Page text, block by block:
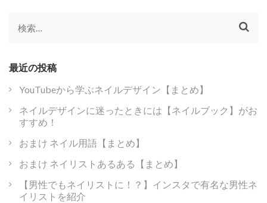
検
最近の投稿
YouTubeから学ぶネイルデザイン【まとめ】
ネイルデザインに迷ったときには【ネイルブック】がお
すすめ！
おまけ ネイル用語【まとめ】
おまけ ネイリストあるある【まとめ】
【男性でもネイリストに！？】インスタで有名な男性ネ
イリストを紹介